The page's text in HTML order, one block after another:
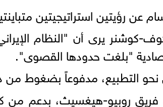
عن رؤيتين استراتيجيتين
كوشنر يرى أن "النظام
"بلغت حدودها القصوى".
نحو التطبيع، مدفوعاً بضغوط
روبيو-هيغسيث، بدعم من